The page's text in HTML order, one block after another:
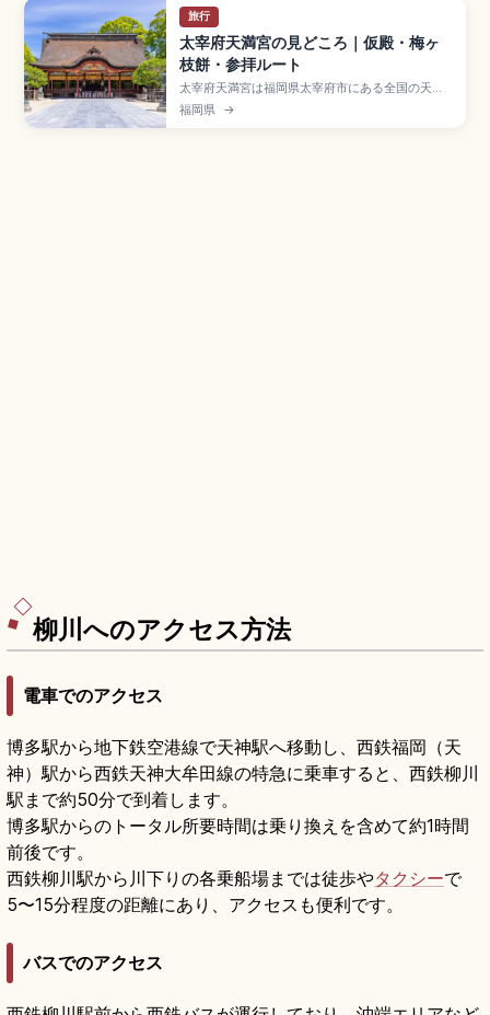
旅行
太宰府天満宮の見どころ｜仮殿・梅ヶ
枝餅・参拝ルート
太宰府天満宮は福岡県太宰府市にある全国の天満
宮の総本宮で、菅原道真公を祀る学問の神様の聖
地。延喜3年(903年)の道真公薨去後、御墓所の上
福岡県 →
柳川へのアクセス方法
電車でのアクセス
博多駅から地下鉄空港線で天神駅へ移動し、西鉄福岡（天
神）駅から西鉄天神大牟田線の特急に乗車すると、西鉄柳川
駅まで約50分で到着します。
博多駅からのトータル所要時間は乗り換えを含めて約1時間
前後です。
西鉄柳川駅から川下りの各乗船場までは徒歩やタクシーで
5〜15分程度の距離にあり、アクセスも便利です。
バスでのアクセス